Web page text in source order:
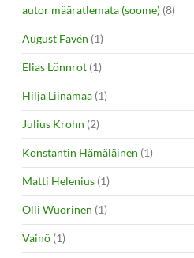
autor määratlemata (soome) (8)
August Favén (1)
Elias Lönnrot (1)
Hilja Liinamaa (1)
Julius Krohn (2)
Konstantin Hämäläinen (1)
Matti Helenius (1)
Olli Wuorinen (1)
Vainö (1)